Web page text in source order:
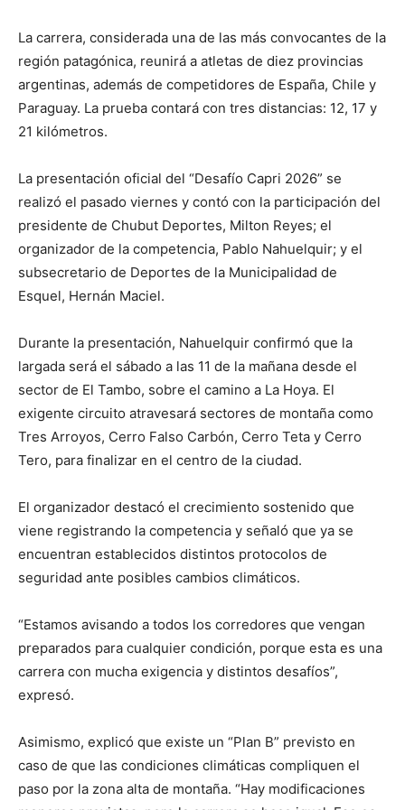
La carrera, considerada una de las más convocantes de la
región patagónica, reunirá a atletas de diez provincias
argentinas, además de competidores de España, Chile y
Paraguay. La prueba contará con tres distancias: 12, 17 y
21 kilómetros.
La presentación oficial del “Desafío Capri 2026” se
realizó el pasado viernes y contó con la participación del
presidente de Chubut Deportes, Milton Reyes; el
organizador de la competencia, Pablo Nahuelquir; y el
subsecretario de Deportes de la Municipalidad de
Esquel, Hernán Maciel.
Durante la presentación, Nahuelquir confirmó que la
largada será el sábado a las 11 de la mañana desde el
sector de El Tambo, sobre el camino a La Hoya. El
exigente circuito atravesará sectores de montaña como
Tres Arroyos, Cerro Falso Carbón, Cerro Teta y Cerro
Tero, para finalizar en el centro de la ciudad.
El organizador destacó el crecimiento sostenido que
viene registrando la competencia y señaló que ya se
encuentran establecidos distintos protocolos de
seguridad ante posibles cambios climáticos.
“Estamos avisando a todos los corredores que vengan
preparados para cualquier condición, porque esta es una
carrera con mucha exigencia y distintos desafíos”,
expresó.
Asimismo, explicó que existe un “Plan B” previsto en
caso de que las condiciones climáticas compliquen el
paso por la zona alta de montaña. “Hay modificaciones